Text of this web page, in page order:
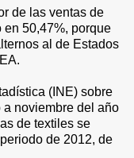
de las ventas de
50,47%, porque
al de Estados
(INE) sobre
a noviembre del año
de textiles se
de 2012, de